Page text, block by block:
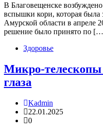
В Благовещенске
вспышки кори, которая была
Амурской области в апреле
решение было принято по
Здоровье
Микро-
глаза
Kadmin
22.01.2025
0